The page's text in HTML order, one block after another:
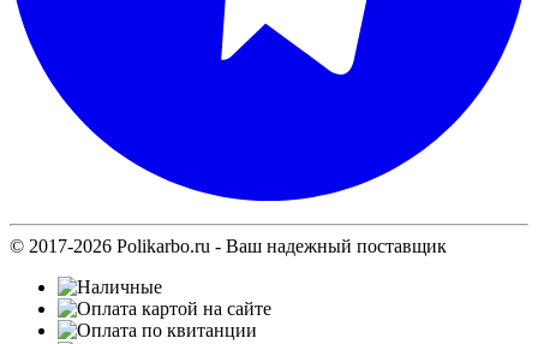
© 2017-2026 Polikarbo.ru - Ваш надежный поставщик